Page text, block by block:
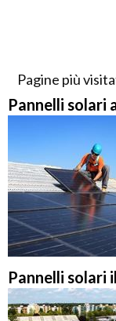
Pagine più
Pannelli solari
Pannelli solari